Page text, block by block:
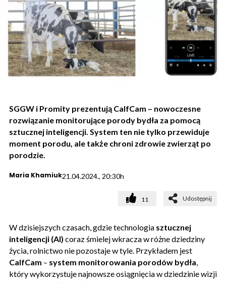
SGGW i Promity prezentują CalfCam – nowoczesne
rozwiązanie monitorujące porody bydła za pomocą
sztucznej inteligencji. System ten nie tylko przewiduje
moment porodu, ale także chroni zdrowie zwierząt po
porodzie.
Maria Khamiuk21.04.2024., 20:30h
11 Udostępnij
W dzisiejszych czasach, gdzie technologia sztucznej
inteligencji (AI) coraz śmielej wkracza w różne dziedziny
życia, rolnictwo nie pozostaje w tyle. Przykładem jest
CalfCam – system monitorowania porodów bydła,
który wykorzystuje najnowsze osiągnięcia w dziedzinie wizji